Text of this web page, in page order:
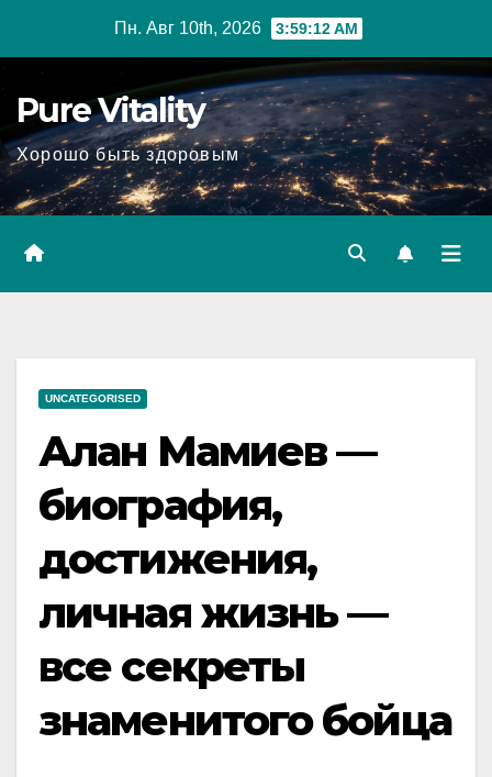
Пн. Авг 10th, 2026 3:59:13 AM
Pure Vitality
Хорошо быть здоровым
UNCATEGORISED
Алан Мамиев —
биография,
достижения,
личная жизнь —
все секреты
знаменитого бойца